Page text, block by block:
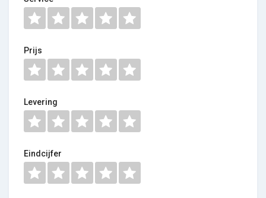
Prijs
Levering
Eindcijfer